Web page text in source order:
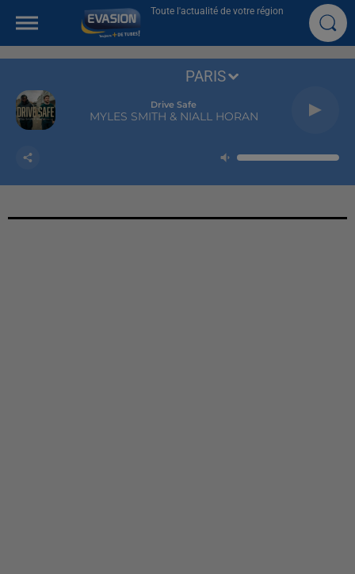
Toute l'actualité de votre région
Drive Safe
MYLES SMITH & NIALL HORAN
PARIS